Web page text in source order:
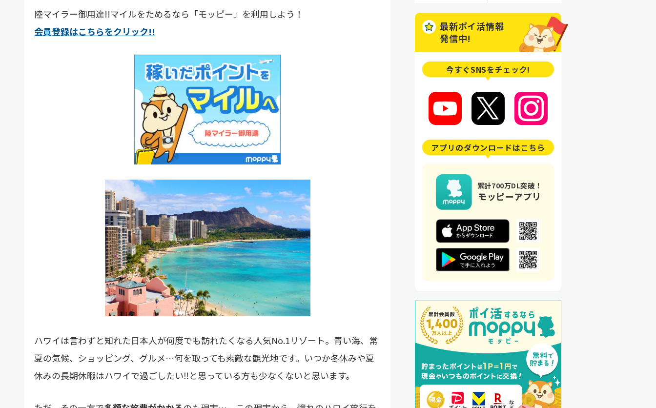
陸マイラー御用達!!マイルをためるなら「モッピー」を利用しよう！
会員登録はこちらをクリック!!
ハワイは言わずと知れた日本人が何度でも訪れたくなる人気No.1リゾート。青い海、常
夏の気候、ショッピング、グルメ…何を取っても素敵な観光地です。いつか冬休みや夏
休みの長期休暇はハワイで過ごしたい‼︎と思っている方も少なくないと思います。
最新ポイ活情報
発信中!
今すぐSNSをチェック!
アプリのダウンロードはこちら
累計700万DL突破！
モッピーアプリ